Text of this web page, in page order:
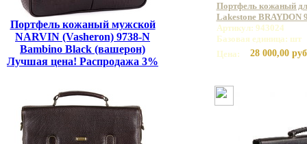
Портфель кожаный мужской
NARVIN (Vasheron) 9738-N
Bambino Black (вашерон)
Лучшая цена! Распродажа 3%
Портфель кожаный
Lakestone BRAYDON
Артикул: 943024
Базовая единица: шт
Цена:
28 000,00